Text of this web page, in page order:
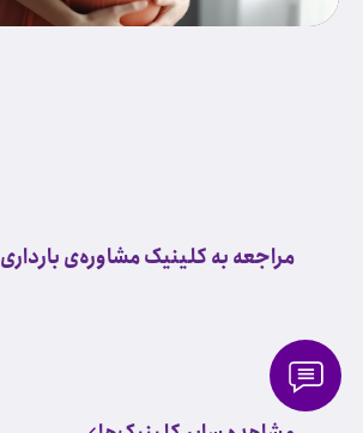
مراجعه به کلینیک مشاوره‌ی بارداری